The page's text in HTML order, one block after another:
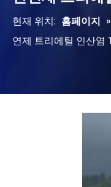
현재 위치: 홈페이지 »
연제 트리에틸 인산염